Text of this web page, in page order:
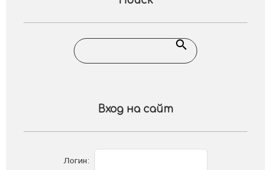
Вход на сайт
Логин: